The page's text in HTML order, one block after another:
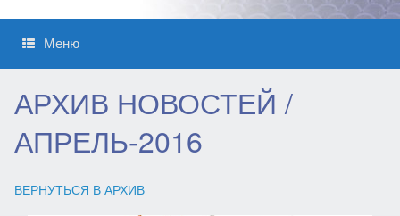
Меню
АРХИВ НОВОСТЕЙ /
АПРЕЛЬ-2016
ВЕРНУТЬСЯ В АРХИВ